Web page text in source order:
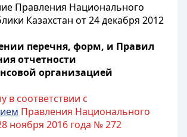
Правления Национального
Казахстан от 24 декабря 2012
перечня, форм, и Правил
отчетности
организацией
в соответствии с
Правления Национального
ноября 2016 года № 272